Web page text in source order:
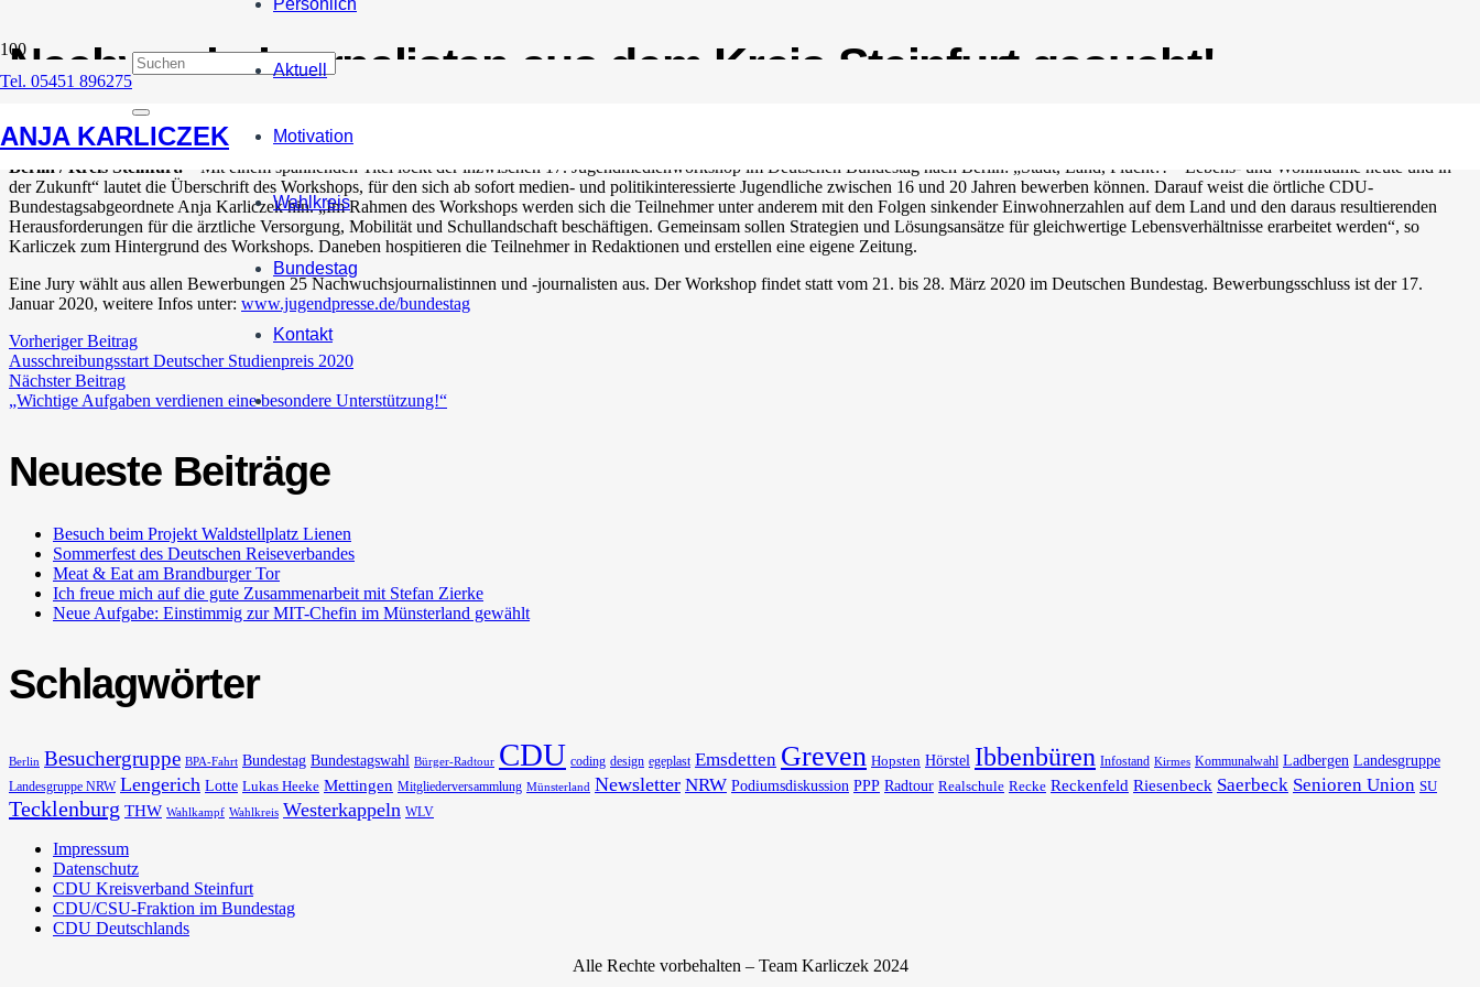
Tel. 05451 896275
ANJA KARLICZEK
Aktuell
Motivation
Wahlkreis
Bundestag
Kontakt
Nachwuchsjournalisten aus dem Kreis Steinfurt gesucht!
Berlin / Kreis Steinfurt. – Mit einem spannenden Titel lockt der inzwischen 17. Jugendmedienworkshop im Deutschen Bundestag nach Berlin: „Stadt, Land, Flucht?! – Lebens- und Wohnräume heute und in
der Zukunft“ lautet die Überschrift des Workshops, für den sich ab sofort medien- und politikinteressierte Jugendliche zwischen 16 und 20 Jahren bewerben können. Darauf weist die örtliche CDU-
Bundestagsabgeordnete Anja Karliczek hin. „Im Rahmen des Workshops werden sich die Teilnehmer unter anderem mit den Folgen sinkender Einwohnerzahlen auf dem Land und den daraus resultierenden
Herausforderungen für die ärztliche Versorgung, Mobilität und Schullandschaft beschäftigen. Gemeinsam sollen Strategien und Lösungsansätze für gleichwertige Lebensverhältnisse erarbeitet werden“, so
Karliczek zum Hintergrund des Workshops. Daneben hospitieren die Teilnehmer in Redaktionen und erstellen eine eigene Zeitung.
Eine Jury wählt aus allen Bewerbungen 25 Nachwuchsjournalistinnen und -journalisten aus. Der Workshop findet statt vom 21. bis 28. März 2020 im Deutschen Bundestag. Bewerbungsschluss ist der 17.
Januar 2020, weitere Infos unter: www.jugendpresse.de/bundestag
Vorheriger Beitrag
Ausschreibungsstart Deutscher Studienpreis 2020
Nächster Beitrag
„Wichtige Aufgaben verdienen eine besondere Unterstützung!“
Neueste Beiträge
Besuch beim Projekt Waldstellplatz Lienen
Sommerfest des Deutschen Reiseverbandes
Meat & Eat am Brandburger Tor
Ich freue mich auf die gute Zusammenarbeit mit Stefan Zierke
Neue Aufgabe: Einstimmig zur MIT-Chefin im Münsterland gewählt
Schlagwörter
Berlin Besuchergruppe BPA-Fahrt Bundestag Bundestagswahl Bürger-Radtour CDU coding design egeplast Emsdetten Greven Hopsten Hörstel Ibbenbüren Infostand Kirmes Kommunalwahl Ladbergen Landesgruppe
Landesgruppe NRW Lengerich Lotte Lukas Heeke Mettingen Mitgliederversammlung Münsterland Newsletter NRW Podiumsdiskussion PPP Radtour Realschule Recke Reckenfeld Riesenbeck Saerbeck Senioren Union SU
Tecklenburg THW Wahlkampf Wahlkreis Westerkappeln WLV
Impressum
Datenschutz
CDU Kreisverband Steinfurt
CDU/CSU-Fraktion im Bundestag
CDU Deutschlands
Alle Rechte vorbehalten – Team Karliczek 2024